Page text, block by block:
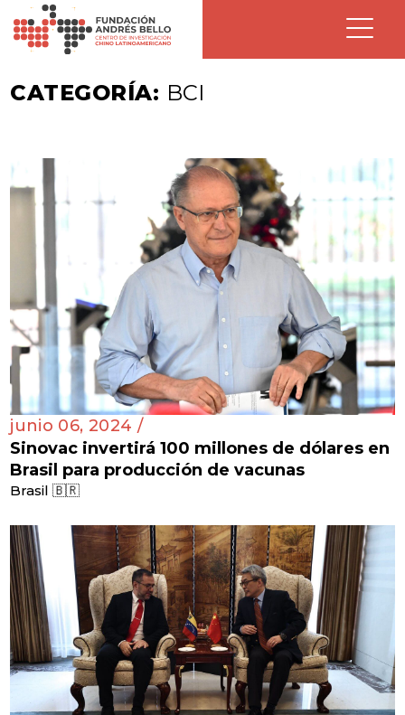
CATEGORÍA: BCI
junio 06, 2024 /
Sinovac invertirá 100 millones de dólares en
Brasil para producción de vacunas
Brasil 🇧🇷